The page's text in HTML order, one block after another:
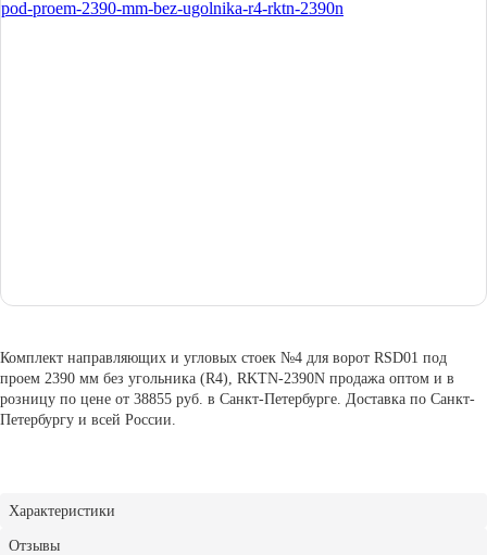
Комплект направляющих и угловых стоек №4 для ворот RSD01 под
проем 2390 мм без угольника (R4), RKTN-2390N продажа оптом и в
розницу по цене от 38855 руб. в Санкт-Петербурге. Доставка по Санкт-
Петербургу и всей России.
Характеристики
Отзывы